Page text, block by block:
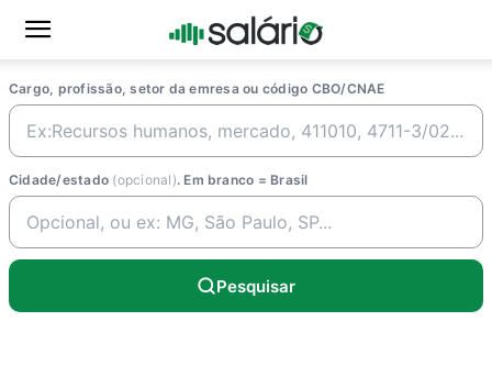
Cargo, profissão, setor da emresa ou código CBO/CNAE
Cidade/estado (opcional). Em branco = Brasil
Pesquisar